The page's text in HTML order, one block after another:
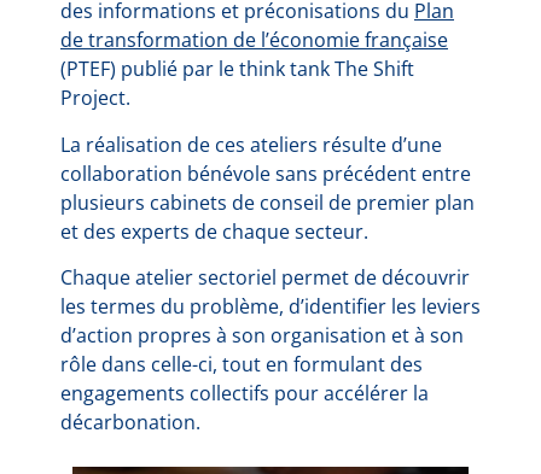
des informations et préconisations du Plan
de transformation de l’économie française
(PTEF) publié par le think tank The Shift
Project.
La réalisation de ces ateliers résulte d’une
collaboration bénévole sans précédent entre
plusieurs cabinets de conseil de premier plan
et des experts de chaque secteur.
Chaque atelier sectoriel permet de découvrir
les termes du problème, d’identifier les leviers
d’action propres à son organisation et à son
rôle dans celle-ci, tout en formulant des
engagements collectifs pour accélérer la
décarbonation.